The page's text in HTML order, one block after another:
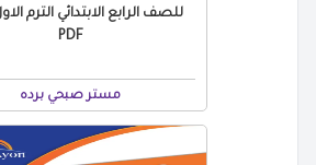
PDF
مستر صبحي برده